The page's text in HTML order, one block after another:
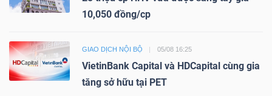
10,050 đồng/cp
GIAO DỊCH NỘI BỘ 05/08 16:25
VietinBank Capital và HDCapital cùng gia
tăng sở hữu tại PET